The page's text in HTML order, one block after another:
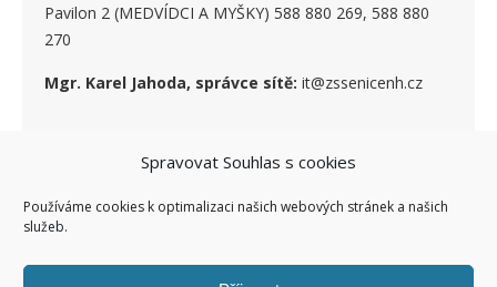
Spravovat Souhlas s cookies
Používáme cookies k optimalizaci našich webových stránek a našich
služeb.
Pavilon 2 (MEDVÍDCI A MYŠKY) 588 880 269, 588 880
270
Mgr. Karel Jahoda, správce sítě: it@zssenicenh.cz
SOCIÁLNÍ SÍTĚ